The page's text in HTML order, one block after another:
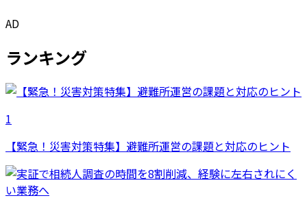
AD
ランキング
1
【緊急！災害対策特集】避難所運営の課題と対応のヒント